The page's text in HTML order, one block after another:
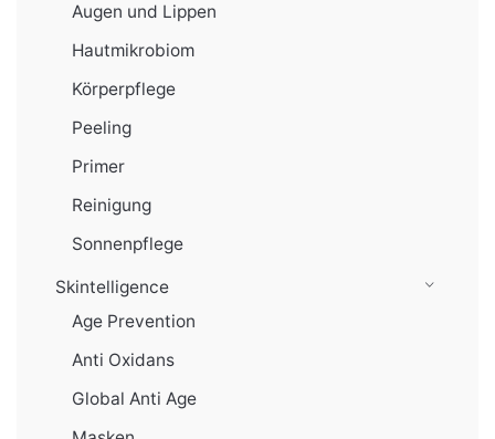
Augen und Lippen
Hautmikrobiom
Körperpflege
Peeling
Primer
Reinigung
Sonnenpflege
Skintelligence
Age Prevention
Anti Oxidans
Global Anti Age